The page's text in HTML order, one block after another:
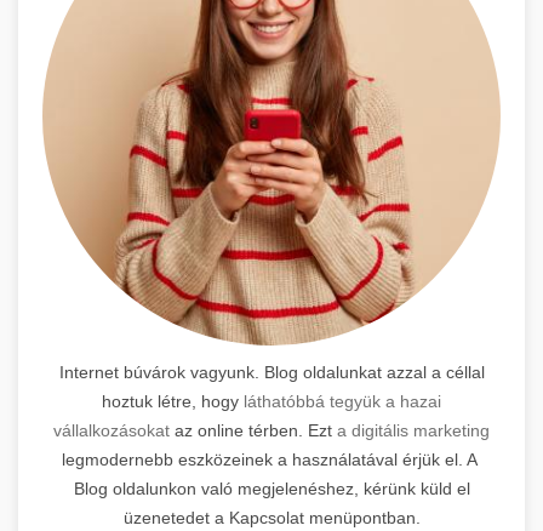
Internet búvárok vagyunk. Blog oldalunkat azzal a céllal
hoztuk létre, hogy láthatóbbá tegyük a hazai
vállalkozásokat az online térben. Ezt a digitális marketing
legmodernebb eszközeinek a használatával érjük el. A
Blog oldalunkon való megjelenéshez, kérünk küld el
üzenetedet a Kapcsolat menüpontban.